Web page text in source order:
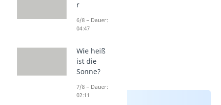
r
6/8 – Dauer:
04:47
Wie heiß
ist die
Sonne?
7/8 – Dauer:
02:11